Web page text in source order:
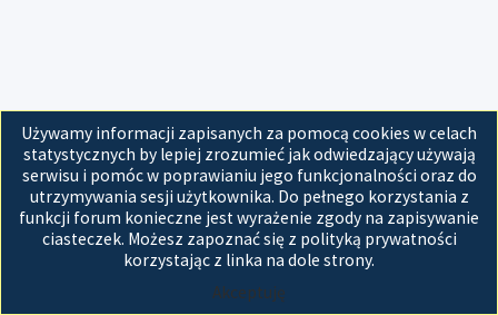
Używamy informacji zapisanych za pomocą cookies w celach
statystycznych by lepiej zrozumieć jak odwiedzający używają
serwisu i pomóc w poprawianiu jego funkcjonalności oraz do
utrzymywania sesji użytkownika. Do pełnego korzystania z
funkcji forum konieczne jest wyrażenie zgody na zapisywanie
ciasteczek. Możesz zapoznać się z polityką prywatności
korzystając z linka na dole strony.
Akceptuję